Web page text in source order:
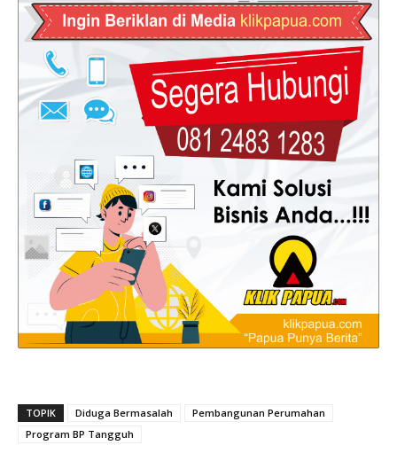
TOPIK Diduga Bermasalah
Pembangunan Perumahan
Program BP Tangguh